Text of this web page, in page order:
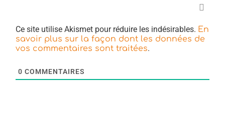
Ce site utilise Akismet pour réduire les indésirables. En
savoir plus sur la façon dont les données de
vos commentaires sont traitées.
0 COMMENTAIRES